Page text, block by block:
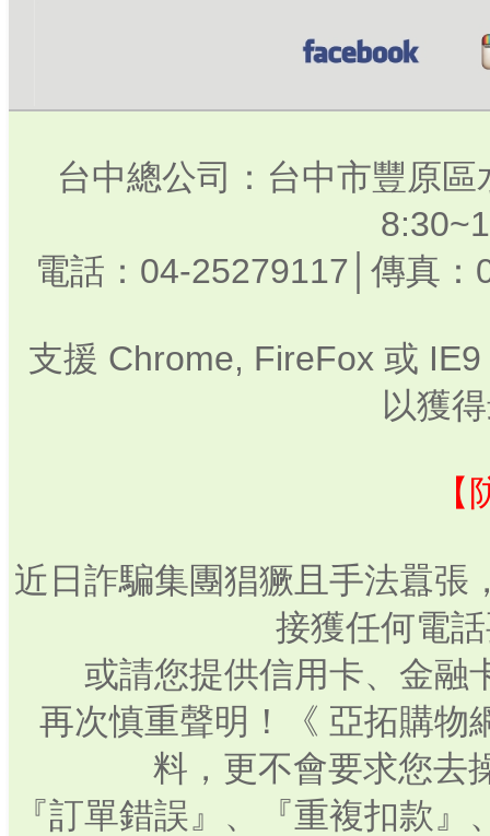
台中總公司：台中市豐原
電話：04-25279117│傳真
支援 Chrome, FireFox 或
以獲
近日詐騙集團猖獗且手法囂張
接獲任何電
或請您提供信用卡、金融
再次慎重聲明！《 亞拓購物
料，更不會要求您去
『訂單錯誤』、『重複扣款